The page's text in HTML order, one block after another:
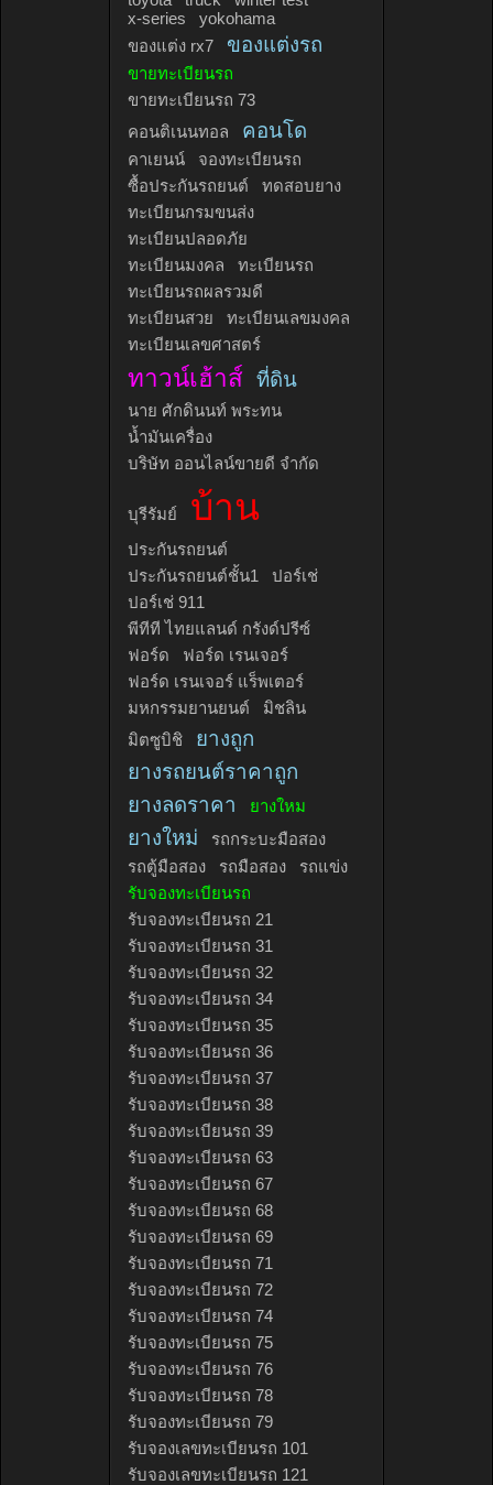
x-series
yokohama
ของแต่ง rx7
ของแต่งรถ
ขายทะเบียนรถ
ขายทะเบียนรถ 73
คอนติเนนทอล
คอนโด
คาเยนน์
จองทะเบียนรถ
ซื้อประกันรถยนต์
ทดสอบยาง
ทะเบียนกรมขนส่ง
ทะเบียนปลอดภัย
ทะเบียนมงคล
ทะเบียนรถ
ทะเบียนรถผลรวมดี
ทะเบียนสวย
ทะเบียนเลขมงคล
ทะเบียนเลขศาสตร์
ทาวน์เฮ้าส์ ที่ดิน
นาย ศักดินนท์ พระทน
น้ำมันเครื่อง
บริษัท ออนไลน์ขายดี จำกัด
บุรีรัมย์ บ้าน
ประกันรถยนต์
ประกันรถยนต์ชั้น1
ปอร์เช่
ปอร์เช่ 911
พีทีที ไทยแลนด์ กรังด์ปรีซ์
ฟอร์ด
ฟอร์ด เรนเจอร์
ฟอร์ด เรนเจอร์ แร็พเตอร์
มหกรรมยานยนต์
มิชลิน
มิตซูบิชิ
ยางถูก
ยางรถยนต์ราคาถูก
ยางลดราคา
ยางใหม
ยางใหม่
รถกระบะมือสอง
รถตู้มือสอง
รถมือสอง
รถแข่ง
รับจองทะเบียนรถ
รับจองทะเบียนรถ 21
รับจองทะเบียนรถ 31
รับจองทะเบียนรถ 32
รับจองทะเบียนรถ 34
รับจองทะเบียนรถ 35
รับจองทะเบียนรถ 36
รับจองทะเบียนรถ 37
รับจองทะเบียนรถ 38
รับจองทะเบียนรถ 39
รับจองทะเบียนรถ 63
รับจองทะเบียนรถ 67
รับจองทะเบียนรถ 68
รับจองทะเบียนรถ 69
รับจองทะเบียนรถ 71
รับจองทะเบียนรถ 72
รับจองทะเบียนรถ 74
รับจองทะเบียนรถ 75
รับจองทะเบียนรถ 76
รับจองทะเบียนรถ 78
รับจองทะเบียนรถ 79
รับจองเลขทะเบียนรถ 101
รับจองเลขทะเบียนรถ 121